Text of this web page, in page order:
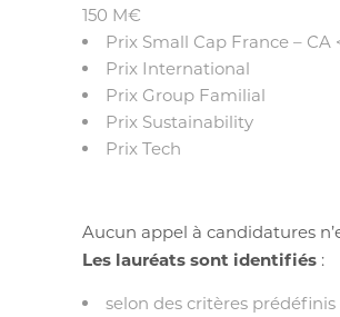
150 M€
Prix Small Cap France – CA
Prix International
Prix Group Familial
Prix Sustainability
Prix Tech
Aucun appel à candidatures
Les lauréats sont identifiés :
selon des critères prédéfinis